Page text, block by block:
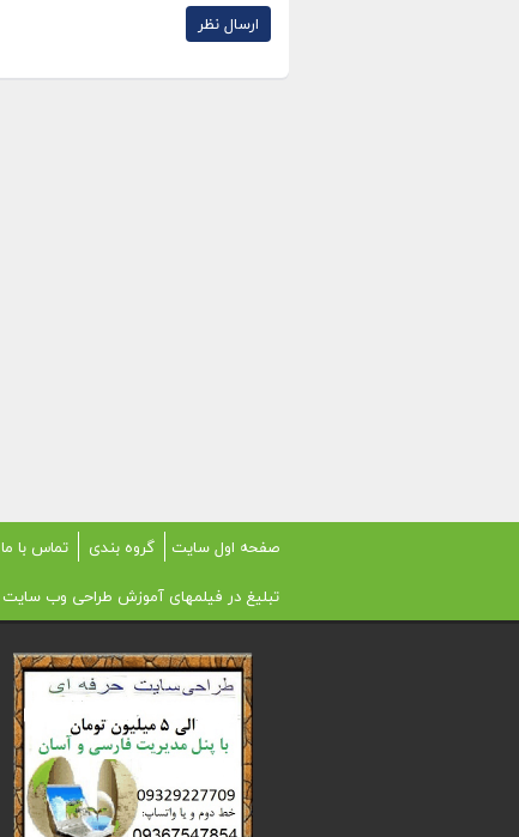
صفحه اول سایت گروه بندی تماس با ما
تبلیغ در فیلمهای آموزش طراحی وب سایت